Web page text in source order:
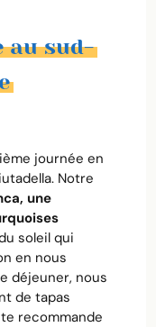
au sud-
journée en
Notre
une
soleil qui
en nous
déjeuner, nous
de tapas
recommande